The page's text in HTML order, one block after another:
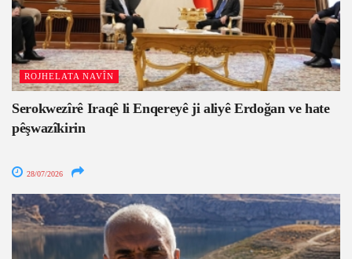
ROJHELATA NAVÎN
Serokwezîrê Iraqê li Enqereyê ji aliyê Erdoğan ve hate
pêşwazîkirin
28/07/2026